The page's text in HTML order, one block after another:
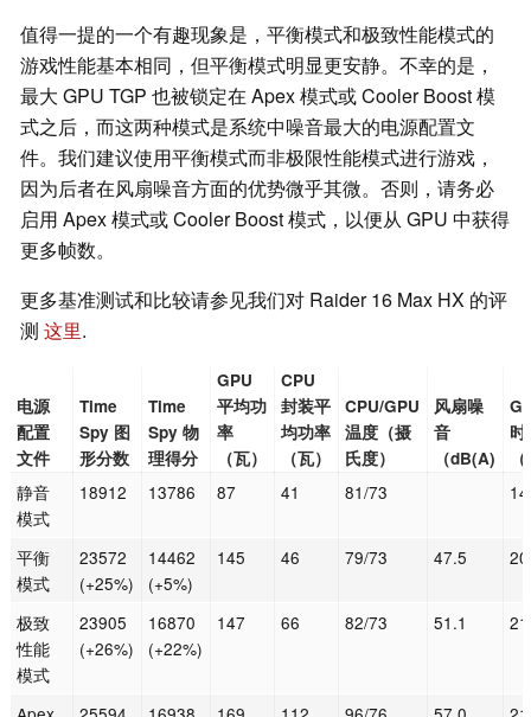
值得一提的一个有趣现象是，平衡模式和极致性能模式的
游戏性能基本相同，但平衡模式明显更安静。不幸的是，
最大 GPU TGP 也被锁定在 Apex 模式或 Cooler Boost 模
式之后，而这两种模式是系统中噪音最大的电源配置文
件。我们建议使用平衡模式而非极限性能模式进行游戏，
因为后者在风扇噪音方面的优势微乎其微。否则，请务必
启用 Apex 模式或 Cooler Boost 模式，以便从 GPU 中获得
更多帧数。
更多基准测试和比较请参见我们对 Raider 16 Max HX 的评
测 这里.
电源
配置
文件
Time
Spy 图
形分数
Time
Spy 物
理得分
GPU
平均功
率
（瓦）
CPU
封装平
均功率
（瓦）
CPU/GPU
温度（摄
氏度）
风扇噪
音
（dB(A)
时
静音
模式
18912 13786 87 41 81/73
平衡
模式
23572
(+25%)
14462
(+5%)
145 46 79/73 47.5
极致
性能
模式
23905
(+26%)
16870
(+22%)
147 66 82/73 51.1